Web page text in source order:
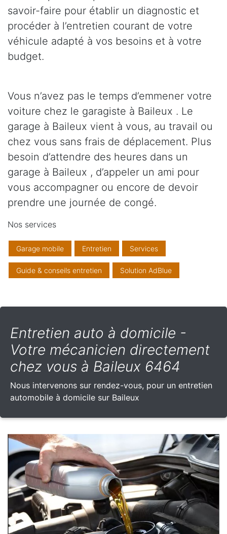
savoir-faire pour établir un diagnostic et
procéder à l’entretien courant de votre
véhicule adapté à vos besoins et à votre
budget.
Vous n’avez pas le temps d’emmener votre
voiture chez le garagiste à Baileux . Le
garage à Baileux vient à vous, au travail ou
chez vous sans frais de déplacement. Plus
besoin d’attendre des heures dans un
garage à Baileux , d’appeler un ami pour
vous accompagner ou encore de devoir
prendre une journée de congé.
Nos services
Garage mobile Entretien Services
Guide & conseils entretien Solution AdBlue
Entretien auto à domicile -
Votre mécanicien directement
chez vous à Baileux 6464
Nous intervenons sur rendez-vous, pour un entretien
automobile à domicile sur Baileux